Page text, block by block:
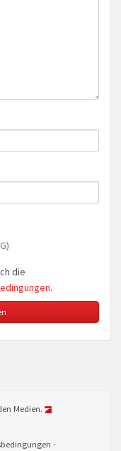
die
.
Medien.